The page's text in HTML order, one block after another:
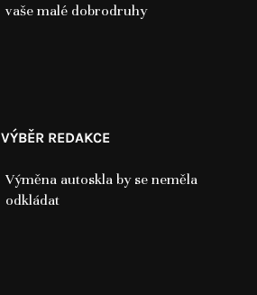
vaše malé dobrodruhy
VÝBĚR REDAKCE
Výměna autoskla by se neměla
odkládat